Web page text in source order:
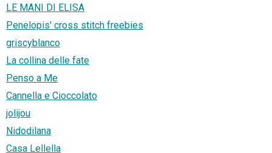
LE MANI DI ELISA
Penelopis' cross stitch freebies
griscyblanco
La collina delle fate
Penso a Me
Cannella e Cioccolato
jolijou
Nidodilana
Casa Lellella